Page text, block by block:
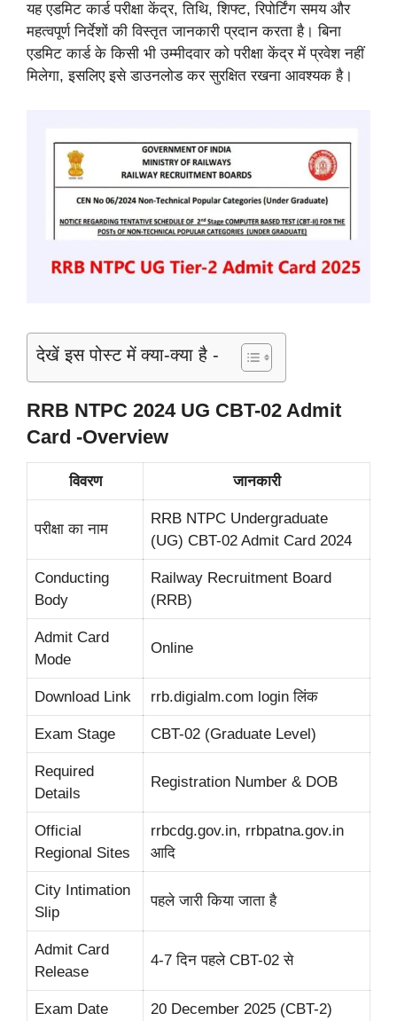
यह एडमिट कार्ड परीक्षा केंद्र, तिथि, शिफ्ट, रिपोर्टिंग समय और
महत्वपूर्ण निर्देशों की विस्तृत जानकारी प्रदान करता है। बिना
एडमिट कार्ड के किसी भी उम्मीदवार को परीक्षा केंद्र में प्रवेश नहीं
मिलेगा, इसलिए इसे डाउनलोड कर सुरक्षित रखना आवश्यक है।
देखें इस पोस्ट में क्या-क्या है -
RRB NTPC 2024 UG CBT-02 Admit
Card -Overview
विवरण जानकारी
परीक्षा का नाम
RRB NTPC Undergraduate
(UG) CBT-02 Admit Card 2024
Conducting
Body
Railway Recruitment Board
(RRB)
Admit Card
Mode
Online
Download Link rrb.digialm.com login लिंक
Exam Stage CBT-02 (Graduate Level)
Required
Details
Registration Number & DOB
Official
Regional Sites
rrbcdg.gov.in, rrbpatna.gov.in
आदि
City Intimation
Slip
पहले जारी किया जाता है
Admit Card
Release
4-7 दिन पहले CBT-02 से
Exam Date
20 December 2025 (CBT-2)